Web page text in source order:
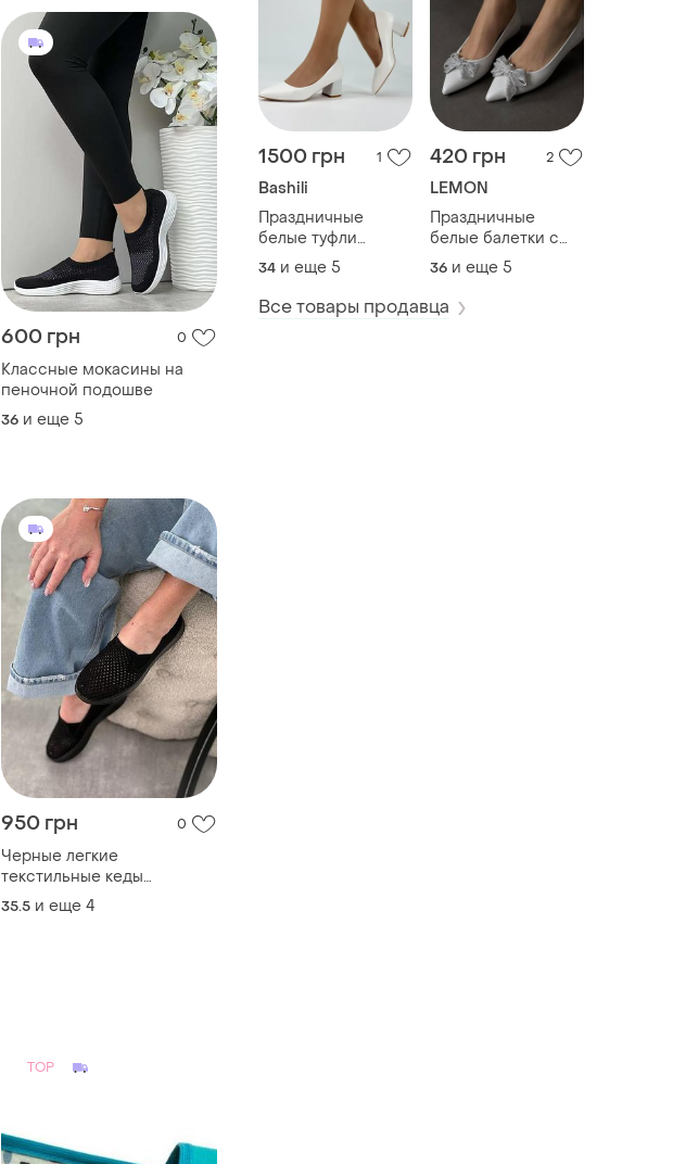
1500 грн 1
Bashili
Праздничные
белые туфли
лодочки на низких
каблуках 26168
34 и еще 5
420 грн 2
LEMON
Праздничные
белые балетки с
острым носом и
бантом стразы
26167
36 и еще 5
Все товары продавца
600 грн 0
Классные мокасины на
пеночной подошве
36 и еще 5
950 грн 0
Черные легкие
текстильные кеды
мокасины в сетку
перфорацией
35.5 и еще 4
TOP